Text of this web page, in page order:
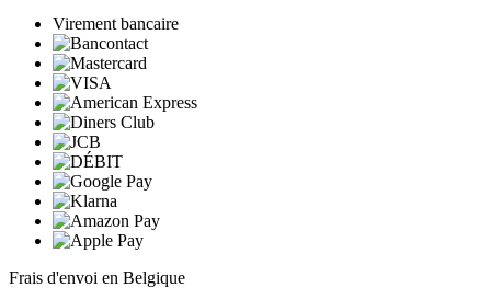
Virement bancaire
Frais d'envoi en Belgique